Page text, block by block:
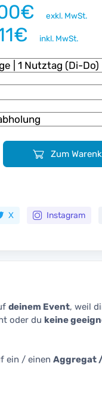
exkl. MwSt.
inkl. MwSt.
Zum
X Instagram
deinem Event, weil
oder du keine
ein / einen Aggregat